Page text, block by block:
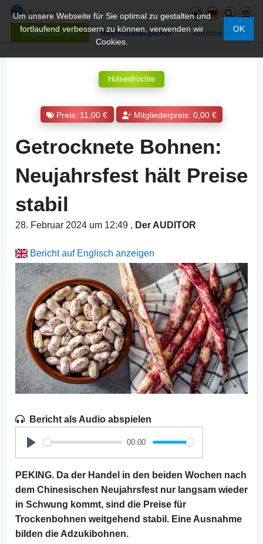
Mitglied werden Nachrichtenportal Adressen
Um unsere Webseite für Sie optimal zu gestalten und
fortlaufend verbessern zu können, verwenden wir
Cookies.
OK
Hülsenfrüchte
Preis: 11,00 € Mitgliederpreis: 0,00 €
Getrocknete Bohnen:
Neujahrsfest hält Preise
stabil
28. Februar 2024 um 12:49 , Der AUDITOR
Bericht auf Englisch anzeigen
Bericht als Audio abspielen
Play
00:00
PEKING. Da der Handel in den beiden Wochen nach
dem Chinesischen Neujahrsfest nur langsam wieder
in Schwung kommt, sind die Preise für
Trockenbohnen weitgehend stabil. Eine Ausnahme
bilden die Adzukibohnen.